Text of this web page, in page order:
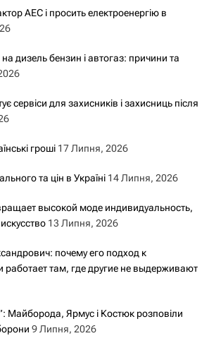
АЕС і просить електроенергію в
на дизель бензин і автогаз: причини та
сервіси для захисників і захисниць після
гроші 17 Липня, 2026
та цін в Україні 14 Липня, 2026
высокой моде индивидуальность,
13 Липня, 2026
почему его подход к
работает там, где другие не выдерживают
Майборода, Ярмус і Костюк розповіли
9 Липня, 2026